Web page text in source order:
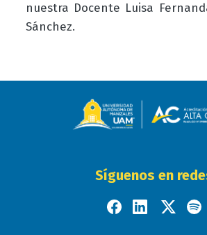
nuestra Docente Luisa
Sánchez.
Síguenos en